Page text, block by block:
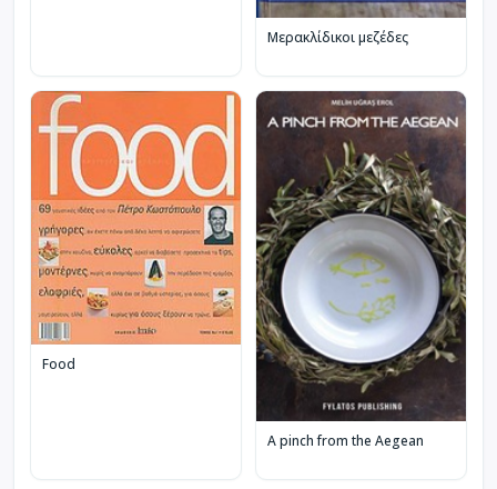
Μερακλίδικοι μεζέδες
Food
A pinch from the Aegean